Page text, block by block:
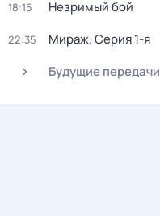
18:15 Незримый бой
22:35 Мираж. Серия 1-я
Будущие передачи